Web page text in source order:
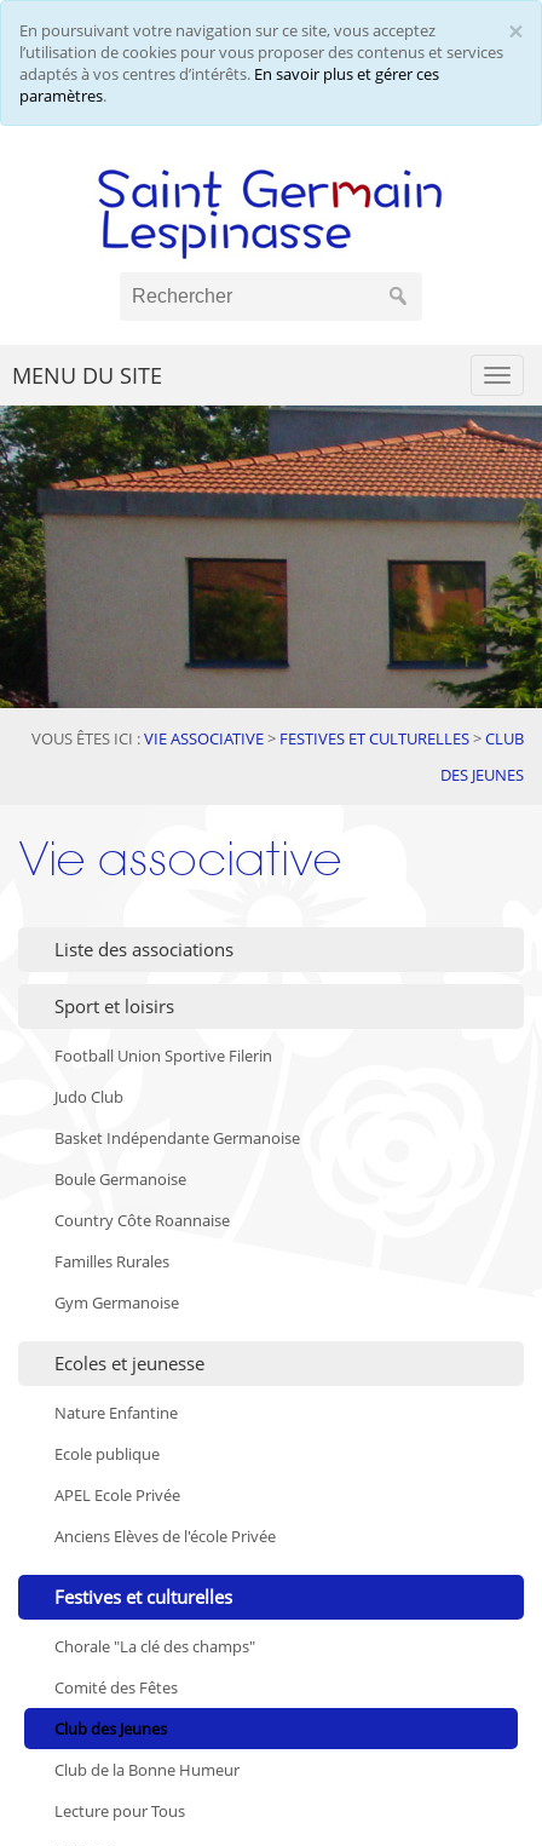
×
En poursuivant votre navigation sur ce site, vous acceptez
l’utilisation de cookies pour vous proposer des contenus et services
adaptés à vos centres d’intérêts. En savoir plus et gérer ces
paramètres.
MENU DU SITE
VOUS ÊTES ICI :VIE ASSOCIATIVE> FESTIVES ET CULTURELLES>CLUB
DES JEUNES
Vie associative
Liste des associations
Sport et loisirs
Football Union Sportive Filerin
Judo Club
Basket Indépendante Germanoise
Boule Germanoise
Country Côte Roannaise
Familles Rurales
Gym Germanoise
Ecoles et jeunesse
Nature Enfantine
Ecole publique
APEL Ecole Privée
Anciens Elèves de l'école Privée
Festives et culturelles
Chorale "La clé des champs"
Comité des Fêtes
Club des Jeunes
Club de la Bonne Humeur
Lecture pour Tous